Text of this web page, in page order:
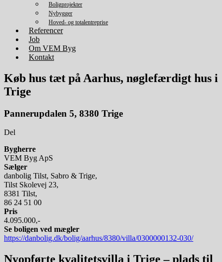
Boligprojekter
Nybygger
Hoved- og totalentreprise
Referencer
Job
Om VEM Byg
Kontakt
Køb hus tæt på Aarhus, nøglefærdigt hus i
Trige
Pannerupdalen 5, 8380 Trige
Del
Bygherre
VEM Byg ApS
Sælger
danbolig Tilst, Sabro & Trige,
Tilst Skolevej 23,
8381 Tilst,
86 24 51 00
Pris
4.095.000,-
Se boligen ved mægler
https://danbolig.dk/bolig/aarhus/8380/villa/0300000132-030/
Nyopførte kvalitetsvilla i Trige – plads til